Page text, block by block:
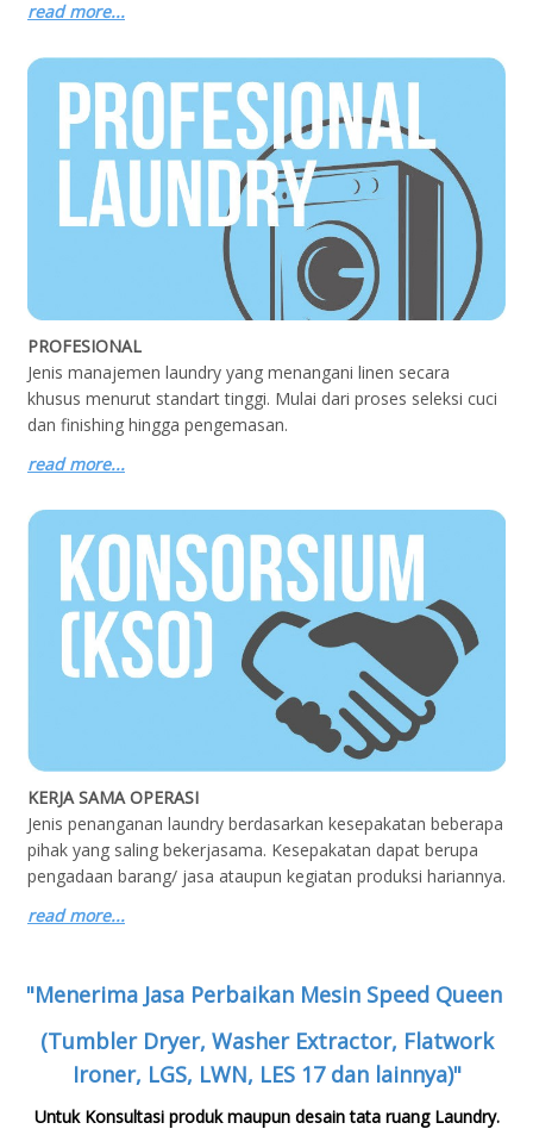
read more...
PROFESIONAL
Jenis manajemen laundry yang menangani linen secara
khusus menurut standart tinggi. Mulai dari proses seleksi cuci
dan finishing hingga pengemasan.
read more...
KERJA SAMA OPERASI
Jenis penanganan laundry berdasarkan kesepakatan beberapa
pihak yang saling bekerjasama. Kesepakatan dapat berupa
pengadaan barang/ jasa ataupun kegiatan produksi hariannya.
read more...
"Menerima Jasa Perbaikan Mesin Speed Queen
(Tumbler Dryer, Washer Extractor, Flatwork
Ironer, LGS, LWN, LES 17 dan lainnya)"
Untuk Konsultasi produk maupun desain tata ruang Laundry.